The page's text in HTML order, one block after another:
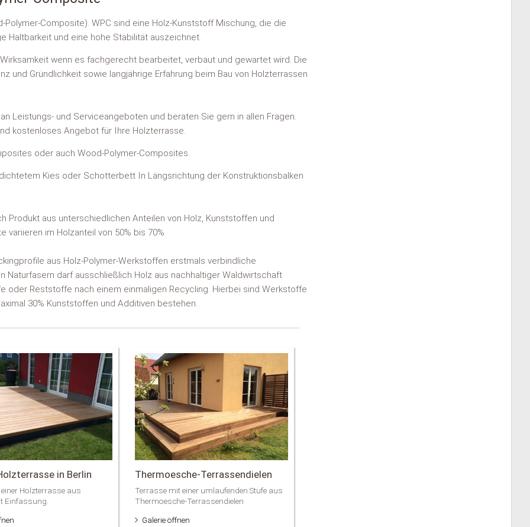
Composite). WPC sind eine Holz-Kunststoff Mischung, die die
und eine hohe Stabilität auszeichnet.
wenn es fachgerecht bearbeitet, verbaut und gewartet wird. Die
und Gründlichkeit sowie langjährige Erfahrung beim Bau von Holzterrassen
Leistungs- und Serviceangeboten und beraten Sie gern in allen Fragen.
kostenloses Angebot für Ihre Holzterrasse.
oder auch Wood-Polymer-Composites.
Kies oder Schotterbett In Längsrichtung der Konstruktionsbalken
aus unterschiedlichen Anteilen von Holz, Kunststoffen und
variieren im Holzanteil von 50% bis 70%
aus Holz-Polymer-Werkstoffen erstmals verbindliche
Naturfasern darf ausschließlich Holz aus nachhaltiger Waldwirtschaft
Reststoffe nach einem einmaligen Recycling. Hierbei sind Werkstoffe
30% Kunststoffen und Additiven bestehen.
in Berlin
Holzterrasse aus
Einfassung.
Thermoesche-Terrassendielen
Terrasse mit einer umlaufenden Stufe aus
Thermoesche-Terrassendielen
Galerie öffnen